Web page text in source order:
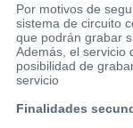
Por motivos de
sistema de circuito
que podrán grabar
Además, el servicio
posibilidad de
servicio
Finalidades